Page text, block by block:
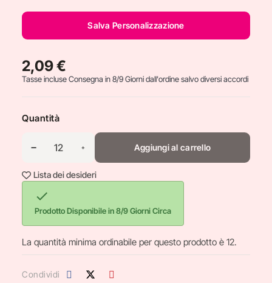
Salva Personalizzazione
2,09 €
Tasse incluseConsegna in 8/9 Giorni dall'ordine salvo diversi accordi
Quantità
Aggiungi al carrello
Lista dei desideri

Prodotto Disponibile in 8/9 Giorni Circa
La quantità minima ordinabile per questo prodotto è 12.
Condividi